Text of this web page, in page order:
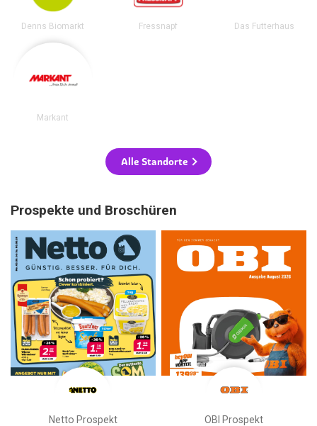
Denns Biomarkt Fressnapf Das Futterhaus
Markant
Alle Standorte
Prospekte und Broschüren
Netto Prospekt OBI Prospekt